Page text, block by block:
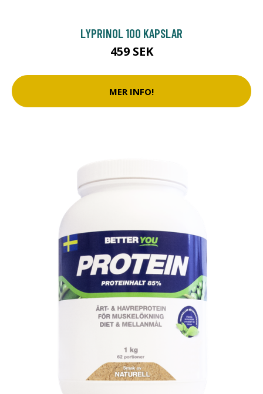
LYPRINOL 100 KAPSLAR
459 SEK
MER INFO!